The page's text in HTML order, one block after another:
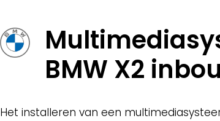
BMW X2
Het installeren van een